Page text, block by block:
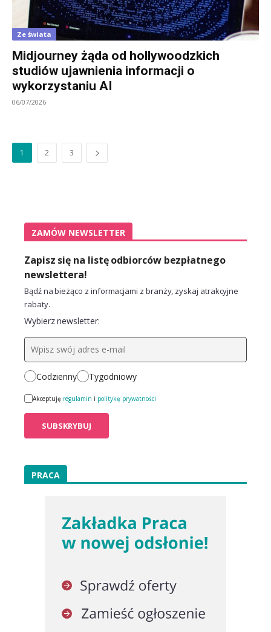
Ze świata
Midjourney żąda od hollywoodzkich
studiów ujawnienia informacji o
wykorzystaniu AI
06/07/2026
1 2 3
ZAMÓW NEWSLETTER
Zapisz się na listę odbiorców bezpłatnego
newslettera!
Bądź na bieżąco z informacjami z branży, zyskaj atrakcyjne
rabaty.
Wybierz newsletter:
Codzienny Tygodniowy
Akceptuję regulamin i politykę prywatności
PRACA